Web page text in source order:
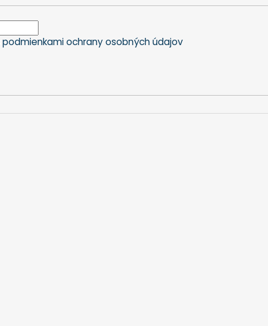
podmienkami ochrany osobných údajov